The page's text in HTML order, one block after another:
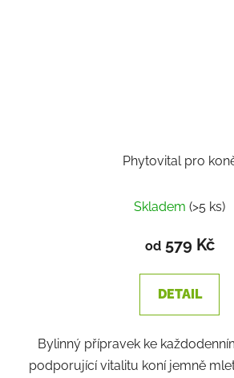
Phytovital pro
Skladem (>5 ks)
od579 Kč
DETAIL
Bylinný přípravek ke
podporující vitalitu koní jemně